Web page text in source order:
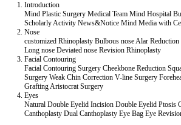
Introduction
Mind Plastic Surgery Medical Team Mind Hospital
Scholarly Activity News&Notice Mind Media with
Nose
customized Rhinoplasty Bulbous noseAlar Reduction
Long nose Deviated nose Revision Rhinoplasty
Facial Contouring
Facial Contouring Surgery Cheekbone Reduction
Surgery Weak Chin Correction V-line Surgery
GraftingAristocrat Surgery
Eyes
Natural Double Eyelid Incision Double Eyelid Ptosis
Canthoplasty Dual Canthoplasty Eye Bag Eye